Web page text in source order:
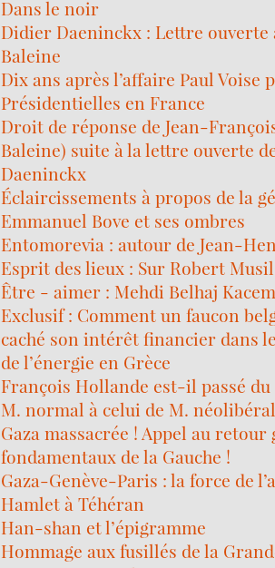
Dans le noir
Didier Daeninckx : Lettre ouverte
Baleine
Dix ans après l’affaire Paul Voise
Présidentielles en France
Droit de réponse de Jean-
Baleine) suite à la lettre ouverte
Daeninckx
Éclaircissements à propos de la
Emmanuel Bove et ses ombres
Entomorevia : autour de Jean-
Esprit des lieux : Sur Robert Musil
Être - aimer : Mehdi Belhaj
Exclusif : Comment un faucon
caché son intérêt financier dans
de l’énergie en Grèce
François Hollande est-il passé
M. normal à celui de M.
Gaza massacrée ! Appel au retour
fondamentaux de la Gauche !
Gaza-Genève-Paris : la force de
Hamlet à Téhéran
Han-shan et l’épigramme
Hommage aux fusillés de la